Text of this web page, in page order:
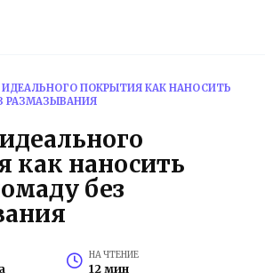
ИДЕАЛЬНОГО ПОКРЫТИЯ КАК НАНОСИТЬ
РАЗМАЗЫВАНИЯ
как наносить
без
НА ЧТЕНИЕ
12 мин